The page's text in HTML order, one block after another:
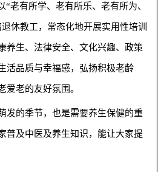
“老有所学、老有所乐、老有所为、
休教工，常态化地开展实用性培训
养生、法律安全、文化兴趣、政策
活品质与幸福感，弘扬积极老龄
爱老的友好氛围。
发的季节，也是需要养生保健的重
普及中医及养生知识，能让大家提